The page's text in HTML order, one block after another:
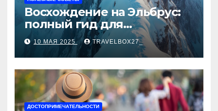
Восхождение на Эльбрус:
полный гид для
покорителя высочайшей
вершины Европы
10 МАЯ 2025 TRAVELBOX27_
ДОСТОПРИМЕЧАТЕЛЬНОСТИ